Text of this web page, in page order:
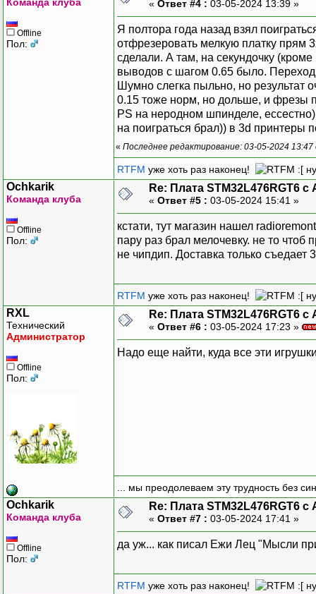
Offline
Пол:
« Ответ #4 : 03-05-2024 13:39 »
Я полтора года назад взял
отфрезеровать мелкую платку прям
сделали. А там, на секундочку
выводов с шагом 0.65 было.
Шумно слегка пыльно, но результат
0.15 тоже норм, но дольше, и фрезы
PS на неродном шпинделе,
на поиграться брал)) в 3d принтеры
« Последнее редактирование: 03-05-2024
RTFM уже хоть раз наконец! :[
Ochkarik
Команда клуба
Offline
Пол:
Re: Плата STM32L476RGT6
« Ответ #5 : 03-05-2024 15:41 »
кстати, тут магазин нашел
пару раз брал мелочевку. не то
не чипдип. Доставка только
RTFM уже хоть раз наконец! :[
RXL
Технический
Администратор
Offline
Пол:
Re: Плата STM32L476RGT6
« Ответ #6 : 03-05-2024 17:23 »
Надо еще найти, куда все эти
... мы преодолеваем эту трудность без
Ochkarik
Команда клуба
Offline
Пол:
Re: Плата STM32L476RGT6
« Ответ #7 : 03-05-2024 17:41 »
да уж... как писал Ежи Лец "Мысли
RTFM уже хоть раз наконец! :[